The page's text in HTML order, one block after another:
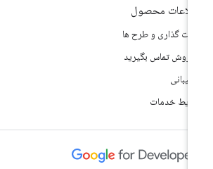
محصول
گذاری و طرح ها
فروش تماس بگیرید
خدمات